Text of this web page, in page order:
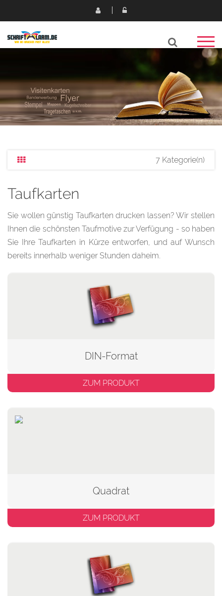
7 Kategorie(n)
Taufkarten
Sie wollen günstig Taufkarten drucken lassen? Wir stellen
Ihnen die schönsten Taufmotive zur Verfügung - so haben
Sie Ihre Taufkarten in Kürze entworfen, und auf Wunsch
bereits innerhalb weniger Stunden daheim.
DIN-Format
ZUM PRODUKT
Quadrat
ZUM PRODUKT